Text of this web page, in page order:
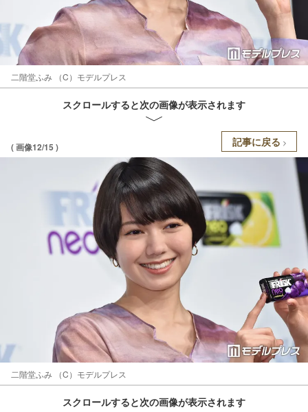
二階堂ふみ （C）モデルプレス
スクロールすると次の画像が表示されます
( 画像12/15 ) 記事に戻る
二階堂ふみ （C）モデルプレス
スクロールすると次の画像が表示されます